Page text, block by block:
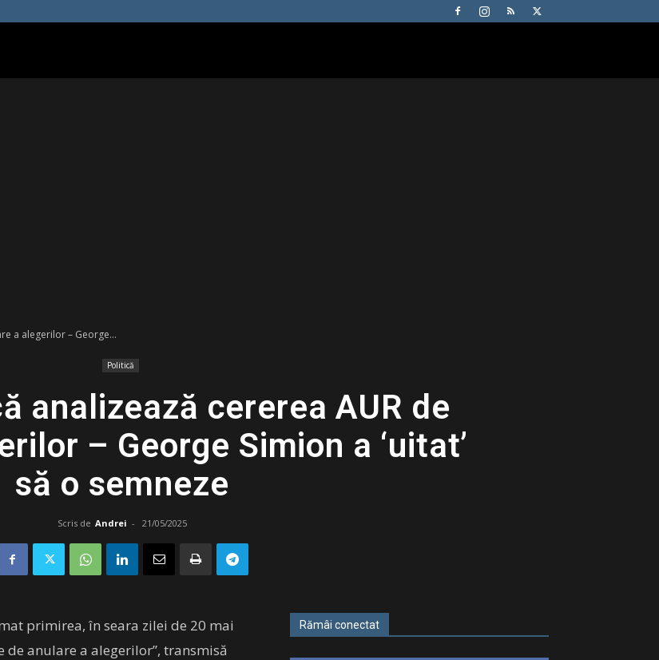
a alegerilor – George...
Politică
analizează cererea AUR de
– George Simion a ‘uitat’
să o semneze
Scris de Andrei - 21/05/2025
primirea, în seara zilei de 20 mai
de anulare a alegerilor”, transmisă
Rămâi conectat